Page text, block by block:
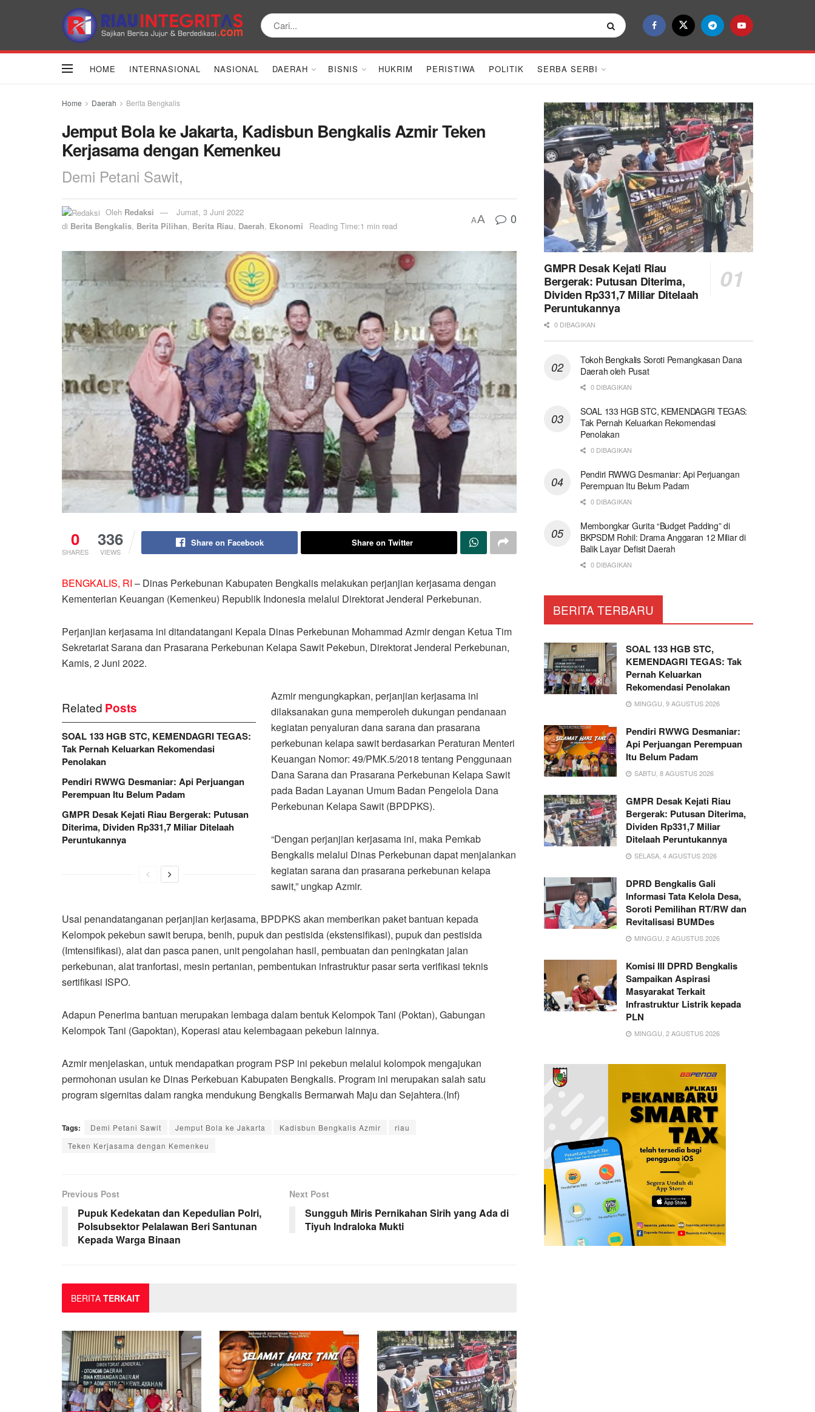
HOME INTERNASIONAL NASIONAL DAERAH BISNIS HUKRIM PERISTIWA POLITIK SERBA SERBI
Home Daerah Berita Bengkalis
Jemput Bola ke Jakarta, Kadisbun Bengkalis Azmir Teken
Kerjasama dengan Kemenkeu
Demi Petani Sawit,
Oleh Redaksi
Jumat, 3 Juni 2022
di Berita Bengkalis, Berita Pilihan, Berita Riau, Daerah, Ekonomi Reading Time:1 min read AA 0
0
SHARES
336
VIEWS
Share on Facebook Share on Twitter
BENGKALIS, RI – Dinas Perkebunan Kabupaten Bengkalis melakukan perjanjian kerjasama dengan
Kementerian Keuangan (Kemenkeu) Republik Indonesia melalui Direktorat Jenderal Perkebunan.
Perjanjian kerjasama ini ditandatangani Kepala Dinas Perkebunan Mohammad Azmir dengan Ketua Tim
Sekretariat Sarana dan Prasarana Perkebunan Kelapa Sawit Pekebun, Direktorat Jenderal Perkebunan,
Kamis, 2 Juni 2022.
Related Posts
SOAL 133 HGB STC, KEMENDAGRI TEGAS:
Tak Pernah Keluarkan Rekomendasi
Penolakan
Pendiri RWWG Desmaniar: Api Perjuangan
Perempuan Itu Belum Padam
GMPR Desak Kejati Riau Bergerak: Putusan
Diterima, Dividen Rp331,7 Miliar Ditelaah
Peruntukannya
Azmir mengungkapkan, perjanjian kerjasama ini
dilaksanakan guna memperoleh dukungan pendanaan
kegiatan penyaluran dana sarana dan prasarana
perkebunan kelapa sawit berdasarkan Peraturan Menteri
Keuangan Nomor: 49/PMK.5/2018 tentang Penggunaan
Dana Sarana dan Prasarana Perkebunan Kelapa Sawit
pada Badan Layanan Umum Badan Pengelola Dana
Perkebunan Kelapa Sawit (BPDPKS).
“Dengan perjanjian kerjasama ini, maka Pemkab
Bengkalis melalui Dinas Perkebunan dapat menjalankan
kegiatan sarana dan prasarana perkebunan kelapa
sawit,” ungkap Azmir.
Usai penandatanganan perjanjian kerjasama, BPDPKS akan memberikan paket bantuan kepada
Kelompok pekebun sawit berupa, benih, pupuk dan pestisida (ekstensifikasi), pupuk dan pestisida
(Imtensifikasi), alat dan pasca panen, unit pengolahan hasil, pembuatan dan peningkatan jalan
perkebunan, alat tranfortasi, mesin pertanian, pembentukan infrastruktur pasar serta verifikasi teknis
sertifikasi ISPO.
Adapun Penerima bantuan merupakan lembaga dalam bentuk Kelompok Tani (Poktan), Gabungan
Kelompok Tani (Gapoktan), Koperasi atau kelembagaan pekebun lainnya.
Azmir menjelaskan, untuk mendapatkan program PSP ini pekebun melalui kolompok mengajukan
permohonan usulan ke Dinas Perkebuan Kabupaten Bengkalis. Program ini merupakan salah satu
program sigernitas dalam rangka mendukung Bengkalis Bermarwah Maju dan Sejahtera.(Inf)
Tags: Demi Petani Sawit Jemput Bola ke Jakarta Kadisbun Bengkalis Azmir
riau
Teken Kerjasama dengan Kemenkeu
Previous Post
Pupuk Kedekatan dan Kepedulian Polri,
Polsubsektor Pelalawan Beri Santunan
Kepada Warga Binaan
Next Post
Sungguh Miris Pernikahan Sirih yang Ada di
Tiyuh Indraloka Mukti
BERITA TERKAIT
GMPR Desak Kejati Riau
Bergerak: Putusan Diterima,
Dividen Rp331,7 Miliar Ditelaah
Peruntukannya
0 DIBAGIKAN
Tokoh Bengkalis Soroti Pemangkasan Dana
Daerah oleh Pusat
0 DIBAGIKAN
SOAL 133 HGB STC, KEMENDAGRI TEGAS:
Tak Pernah Keluarkan Rekomendasi
Penolakan
0 DIBAGIKAN
Pendiri RWWG Desmaniar: Api Perjuangan
Perempuan Itu Belum Padam
0 DIBAGIKAN
Membongkar Gurita “Budget Padding” di
BKPSDM Rohil: Drama Anggaran 12 Miliar di
Balik Layar Defisit Daerah
0 DIBAGIKAN
BERITA TERBARU
SOAL 133 HGB STC,
KEMENDAGRI TEGAS: Tak
Pernah Keluarkan
Rekomendasi Penolakan
MINGGU, 9 AGUSTUS 2026
Pendiri RWWG Desmaniar:
Api Perjuangan Perempuan
Itu Belum Padam
SABTU, 8 AGUSTUS 2026
GMPR Desak Kejati Riau
Bergerak: Putusan Diterima,
Dividen Rp331,7 Miliar
Ditelaah Peruntukannya
SELASA, 4 AGUSTUS 2026
DPRD Bengkalis Gali
Informasi Tata Kelola Desa,
Soroti Pemilihan RT/RW dan
Revitalisasi BUMDes
MINGGU, 2 AGUSTUS 2026
Komisi III DPRD Bengkalis
Sampaikan Aspirasi
Masyarakat Terkait
Infrastruktur Listrik kepada
PLN
MINGGU, 2 AGUSTUS 2026